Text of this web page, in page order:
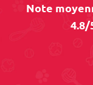
Note
4.8/